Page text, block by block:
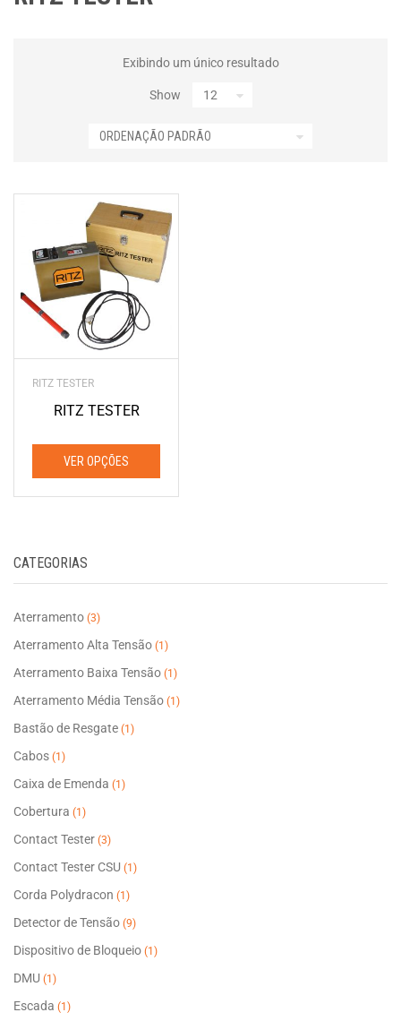
Exibindo um único resultado
Show
RITZ TESTER
RITZ TESTER
VER OPÇÕES
várias
As
ser
escolhidas
na
do
produto
CATEGORIAS
Aterramento (3)
Aterramento Alta Tensão (1)
Aterramento Baixa Tensão (1)
Aterramento Média Tensão (1)
Bastão de Resgate (1)
Cabos (1)
Caixa de Emenda (1)
Cobertura (1)
Contact Tester (3)
Contact Tester CSU (1)
Corda Polydracon (1)
Detector de Tensão (9)
Dispositivo de Bloqueio (1)
DMU (1)
Escada (1)